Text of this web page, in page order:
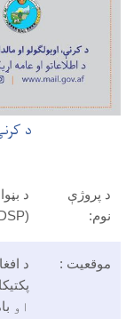
ېسکتوري پروژه
(کابل، لوگر، پکتیا،
کنر، لغمان